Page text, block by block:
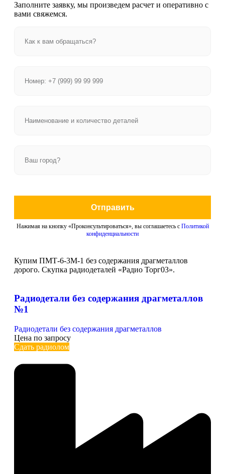
Заполните заявку, мы произведем расчет и оперативно с
вами свяжемся.
Отправить
Нажимая на кнопку «Проконсультироваться», вы соглашаетесь с Политикой
конфиденциальности
Купим ПМТ-6-3М-1 без содержания драгметаллов
дорого. Скупка радиодеталей «Радио Торг03».
Радиодетали без содержания драгметаллов
№1
Радиодетали без содержания драгметаллов
Цена по запросу
Сдать радиолом